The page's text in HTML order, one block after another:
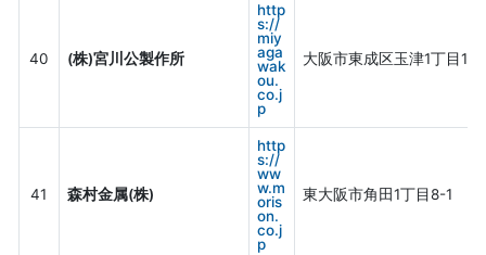
40 (株)宮川公製作所
http
s://
miy
aga
wak
ou.
co.j
p
大阪市東成区玉津1丁目10-
41 森村金属(株)
http
s://
ww
w.m
oris
on.
co.j
p
東大阪市角田1丁目8-1